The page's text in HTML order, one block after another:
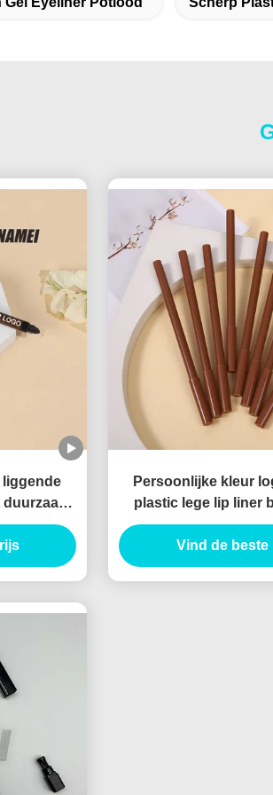
liggende
Persoonlijke kleur
plastic lege lip liner
container dunne
Vind de beste